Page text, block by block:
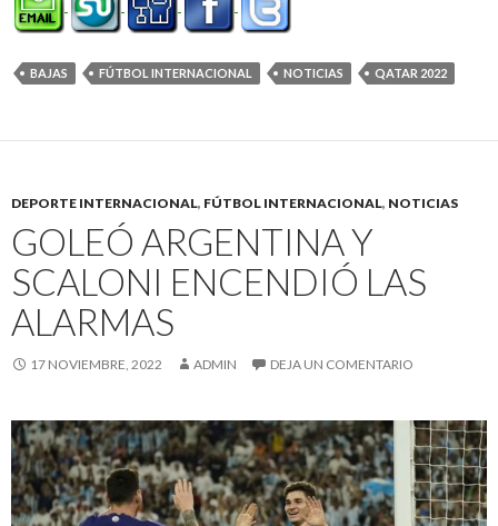
BAJAS FÚTBOL INTERNACIONAL NOTICIAS QATAR 2022
DEPORTE INTERNACIONAL, FÚTBOL INTERNACIONAL, NOTICIAS
GOLEÓ ARGENTINA Y
SCALONI ENCENDIÓ LAS
ALARMAS
17 NOVIEMBRE, 2022 ADMIN DEJA UN COMENTARIO